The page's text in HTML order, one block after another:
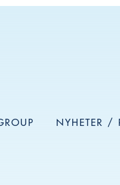
NYHETER /